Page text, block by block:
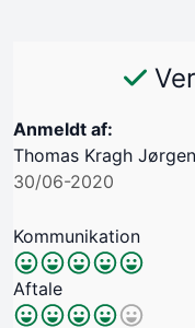
Anmeldt af:
Thomas Kragh
30/06-2020
Kommunikation
Aftale